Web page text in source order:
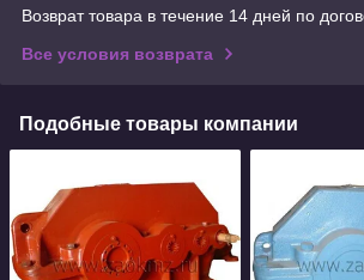
Возврат товара в течение 14 дней по
Все условия возврата
Подобные товары компании